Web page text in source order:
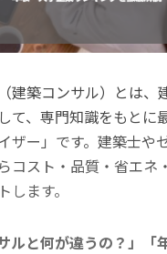
建築コンサル）とは、
て、専門知識をもとに
ザー」です。建築士や
コスト・品質・省エネ
ます。
ルと何が違うの？」「